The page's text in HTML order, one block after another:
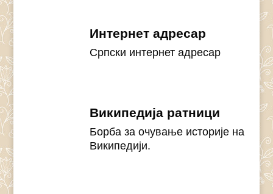
Интернет адресар
Српски интернет адресар
Википедија ратници
Борба за очување историје на
Википедији.